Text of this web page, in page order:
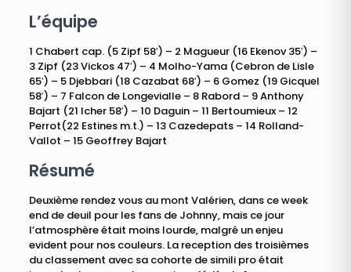
L’équipe
1 Chabert cap. (5 Zipf 58′) – 2 Magueur (16 Ekenov 35′) –
3 Zipf (23 Vickos 47′) – 4 Molho-Yama (Cebron de Lisle
65′) – 5 Djebbari (18 Cazabat 68′) – 6 Gomez (19 Gicquel
58′) – 7 Falcon de Longevialle – 8 Rabord – 9 Anthony
Bajart (21 Icher 58′) – 10 Daguin – 11 Bertoumieux – 12
Perrot(22 Estines m.t.) – 13 Cazedepats – 14 Rolland-
Vallot – 15 Geoffrey Bajart
Résumé
Deuxième rendez vous au mont Valérien, dans ce week
end de deuil pour les fans de Johnny, mais ce jour
l’atmosphère était moins lourde, malgré un enjeu
evident pour nos couleurs. La reception des troisièmes
du classement avec sa cohorte de simili pro était